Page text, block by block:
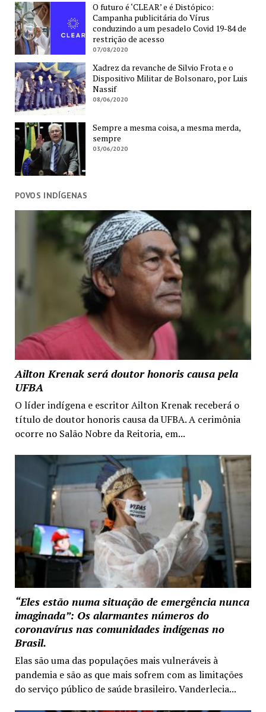
O futuro é ‘CLEAR’ e é Distópico:
Campanha publicitária do Vírus
conduzindo a um pesadelo Covid 19-84 de
restrição de acesso
07/08/2020
Xadrez da revanche de Silvio Frota e o
Dispositivo Militar de Bolsonaro, por Luis
Nassif
08/06/2020
Sempre a mesma coisa, a mesma merda,
sempre
03/06/2020
POVOS INDÍGENAS
Ailton Krenak será doutor honoris causa pela
UFBA
O líder indígena e escritor Ailton Krenak receberá o
título de doutor honoris causa da UFBA. A cerimônia
ocorre no Salão Nobre da Reitoria, em...
“Eles estão numa situação de emergência nunca
imaginada”: Os alarmantes números do
coronavírus nas comunidades indígenas no
Brasil.
Elas são uma das populações mais vulneráveis à
pandemia e são as que mais sofrem com as limitações
do serviço público de saúde brasileiro. Vanderlecia...